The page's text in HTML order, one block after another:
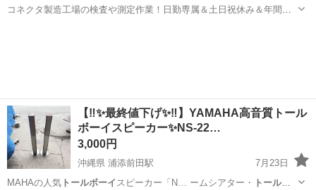
コネクタ製造工場の検査や測定作業！日勤専属＆土日祝休み＆年間休
【‼️✨最終値下げ✨‼️】YAMAHA高音質トール
ボーイスピーカー✨NS-22…
3,000円
沖縄県 浦添前田駅
7月23日
MAHAの人気トールボーイ スピーカー「N… ームシアター・
トールボ